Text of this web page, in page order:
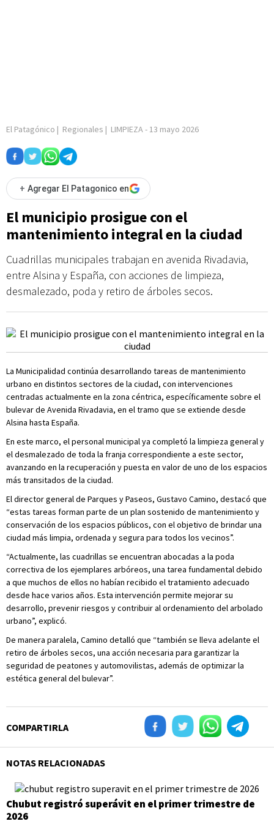
El Patagónico | Regionales | LIMPIEZA- 13 mayo 2026
+ Agregar El Patagonico en
El municipio prosigue con el
mantenimiento integral en la ciudad
Cuadrillas municipales trabajan en avenida Rivadavia,
entre Alsina y España, con acciones de limpieza,
desmalezado, poda y retiro de árboles secos.
La Municipalidad continúa desarrollando tareas de mantenimiento
urbano en distintos sectores de la ciudad, con intervenciones
centradas actualmente en la zona céntrica, específicamente sobre el
bulevar de Avenida Rivadavia, en el tramo que se extiende desde
Alsina hasta España.
En este marco, el personal municipal ya completó la limpieza general y
el desmalezado de toda la franja correspondiente a este sector,
avanzando en la recuperación y puesta en valor de uno de los espacios
más transitados de la ciudad.
El director general de Parques y Paseos, Gustavo Camino, destacó que
“estas tareas forman parte de un plan sostenido de mantenimiento y
conservación de los espacios públicos, con el objetivo de brindar una
ciudad más limpia, ordenada y segura para todos los vecinos”.
“Actualmente, las cuadrillas se encuentran abocadas a la poda
correctiva de los ejemplares arbóreos, una tarea fundamental debido
a que muchos de ellos no habían recibido el tratamiento adecuado
desde hace varios años. Esta intervención permite mejorar su
desarrollo, prevenir riesgos y contribuir al ordenamiento del arbolado
urbano”, explicó.
De manera paralela, Camino detalló que “también se lleva adelante el
retiro de árboles secos, una acción necesaria para garantizar la
seguridad de peatones y automovilistas, además de optimizar la
estética general del bulevar”.
COMPARTIRLA
NOTAS RELACIONADAS
Chubut registró superávit en el primer trimestre de
2026